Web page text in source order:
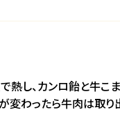
熱し、カンロ飴と牛こ
変わったら牛肉は取り